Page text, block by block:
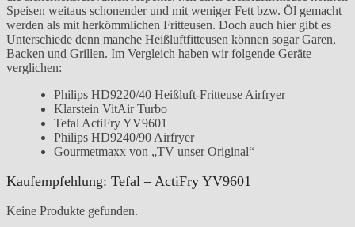
Speisen weitaus schonender und mit weniger Fett bzw. Öl gemacht
werden als mit herkömmlichen Fritteusen. Doch auch hier gibt es
Unterschiede denn manche Heißluftfitteusen können sogar Garen,
Backen und Grillen. Im Vergleich haben wir folgende Geräte
verglichen:
Philips HD9220/40 Heißluft-Fritteuse Airfryer
Klarstein VitAir Turbo
Tefal ActiFry YV9601
Philips HD9240/90 Airfryer
Gourmetmaxx von „TV unser Original“
Kaufempfehlung: Tefal – ActiFry YV9601
Keine Produkte gefunden.